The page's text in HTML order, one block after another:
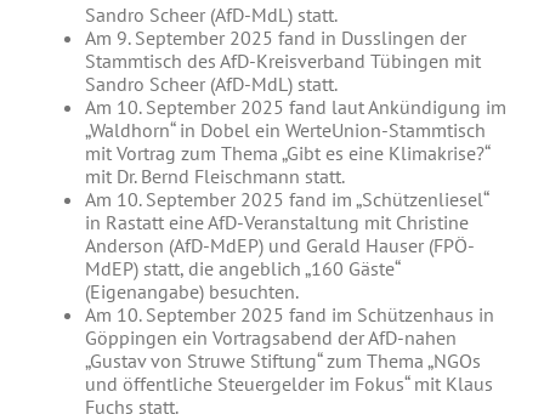
Sandro Scheer (AfD-MdL) statt.
Am 9. September 2025 fand in Dusslingen der
Stammtisch des AfD-Kreisverband Tübingen mit
Sandro Scheer (AfD-MdL) statt.
Am 10. September 2025 fand laut Ankündigung im
„Waldhorn“ in Dobel ein WerteUnion-Stammtisch
mit Vortrag zum Thema „Gibt es eine Klimakrise?“
mit Dr. Bernd Fleischmann statt.
Am 10. September 2025 fand im „Schützenliesel“
in Rastatt eine AfD-Veranstaltung mit Christine
Anderson (AfD-MdEP) und Gerald Hauser (FPÖ-
MdEP) statt, die angeblich „160 Gäste“
(Eigenangabe) besuchten.
Am 10. September 2025 fand im Schützenhaus in
Göppingen ein Vortragsabend der AfD-nahen
„Gustav von Struwe Stiftung“ zum Thema „NGOs
und öffentliche Steuergelder im Fokus“ mit Klaus
Fuchs statt.